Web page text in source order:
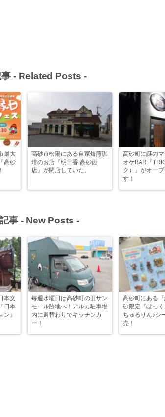
- Related Posts -
最大
高砂
高砂市松陽にある自家焙煎珈
琲のお店『明日香 高砂西
店』が閉店していた。
高砂町に謎の
オケBAR『
ク）』がオープ
す！
事 - New Posts -
本文
日本
』
毎週水曜日は高砂町の旧サン
モール跡地へ！アルカ駐車場
内に週替わりでキッチンカ
ー！
高砂町にある
砂限定『ぼっ
ちゅるりん♪シ
売！